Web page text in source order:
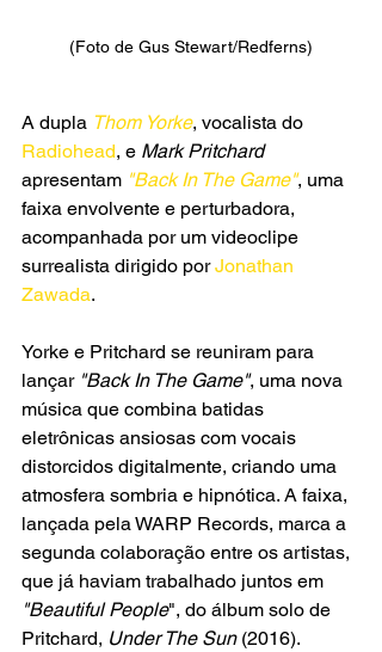
(Foto de Gus Stewart/Redferns)
A dupla Thom Yorke, vocalista do
Radiohead, e Mark Pritchard
apresentam "Back In The Game", uma
faixa envolvente e perturbadora,
acompanhada por um videoclipe
surrealista dirigido por Jonathan
Zawada.
Yorke e Pritchard se reuniram para
lançar "Back In The Game", uma nova
música que combina batidas
eletrônicas ansiosas com vocais
distorcidos digitalmente, criando uma
atmosfera sombria e hipnótica. A faixa,
lançada pela WARP Records, marca a
segunda colaboração entre os artistas,
que já haviam trabalhado juntos em
"Beautiful People", do álbum solo de
Pritchard, Under The Sun (2016).